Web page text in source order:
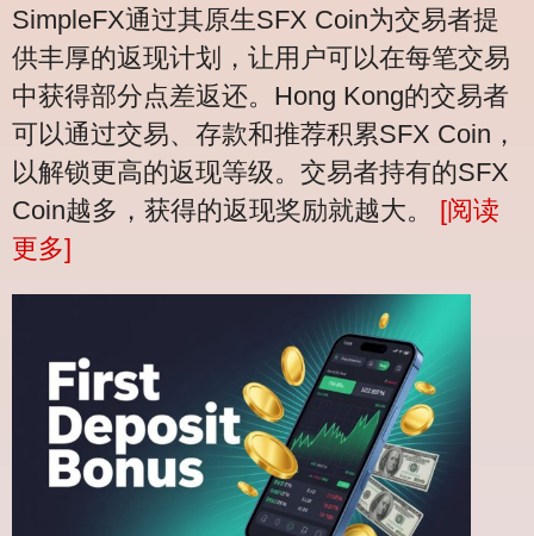
SimpleFX通过其原生SFX Coin为交易者提
供丰厚的返现计划，让用户可以在每笔交易
中获得部分点差返还。Hong Kong的交易者
可以通过交易、存款和推荐积累SFX Coin，
以解锁更高的返现等级。交易者持有的SFX
Coin越多，获得的返现奖励就越大。 [阅读
更多]